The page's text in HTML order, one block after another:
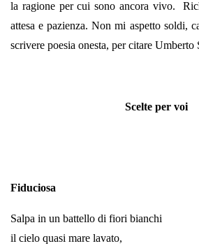
la ragione per cui sono ancora vivo.
attesa e pazienza. Non mi aspetto soldi,
scrivere poesia onesta, per citare Umberto
Scelte per voi
Fiduciosa
Salpa in un battello di fiori bianchi
il cielo quasi mare lavato,